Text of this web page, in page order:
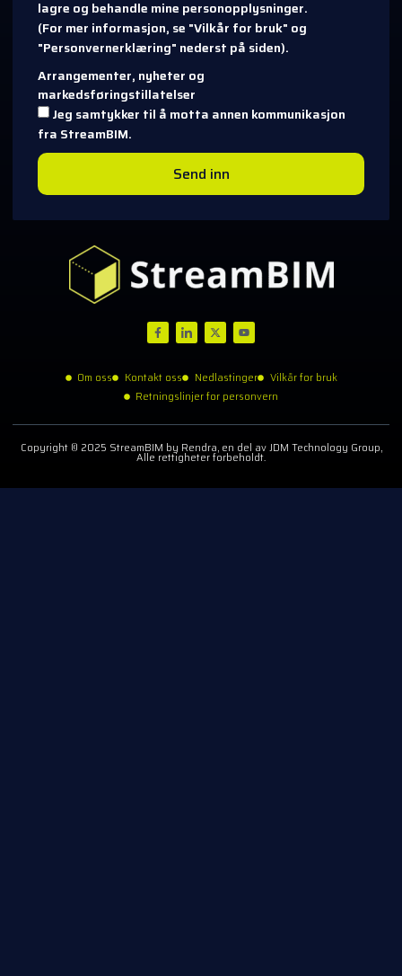
lagre og behandle mine personopplysninger.
(For mer informasjon, se "Vilkår for bruk" og
"Personvernerklæring" nederst på siden).
Arrangementer, nyheter og
markedsføringstillatelser
Jeg samtykker til å motta annen kommunikasjon
fra StreamBIM.
Send inn
Om oss Kontakt oss Nedlastinger
Vilkår for bruk
Retningslinjer for personvern
Copyright © 2025 StreamBIM by Rendra, en del av JDM Technology Group,
Alle rettigheter forbeholdt.